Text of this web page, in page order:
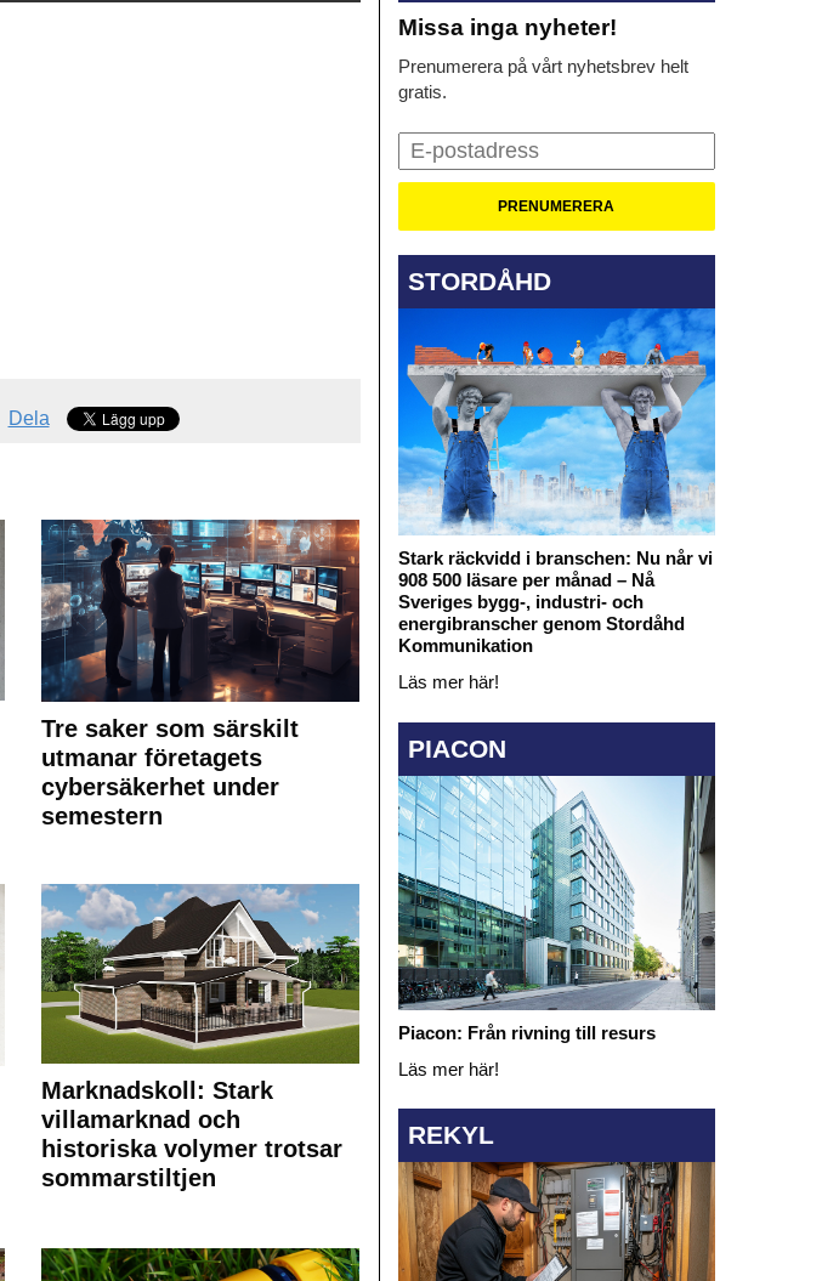
Dela
Tre saker som särskilt
utmanar företagets
cybersäkerhet under
semestern
Marknadskoll: Stark
villamarknad och
historiska volymer trotsar
sommarstiltjen
Missa inga nyheter!
Prenumerera på vårt nyhetsbrev helt
gratis.
STORDÅHD
Stark räckvidd i branschen: Nu når vi
908 500 läsare per månad – Nå
Sveriges bygg-, industri- och
energibranscher genom Stordåhd
Kommunikation
Läs mer här!
PIACON
Piacon: Från rivning till resurs
Läs mer här!
REKYL